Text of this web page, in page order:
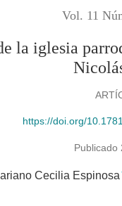
Vol. 11
la iglesia
https://doi.org/
Publicado
Cecilia Espinosa